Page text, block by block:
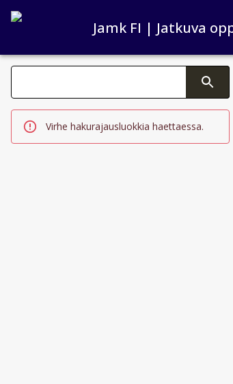
Jamk FI | Jatkuva
Haku kategoriat
Tekstin muutos aktivoi hakutoiminnon
Virhe hakurajausluokkia haettaessa.